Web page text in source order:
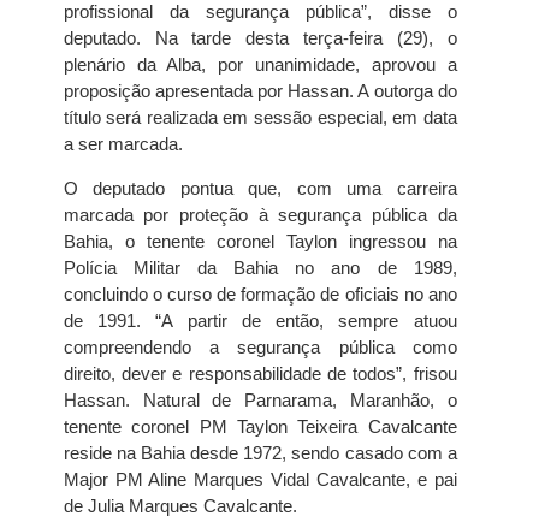
profissional da segurança pública”, disse o
deputado. Na tarde desta terça-feira (29), o
plenário da Alba, por unanimidade, aprovou a
proposição apresentada por Hassan. A outorga do
título será realizada em sessão especial, em data
a ser marcada.
O deputado pontua que, com uma carreira
marcada por proteção à segurança pública da
Bahia, o tenente coronel Taylon ingressou na
Polícia Militar da Bahia no ano de 1989,
concluindo o curso de formação de oficiais no ano
de 1991. “A partir de então, sempre atuou
compreendendo a segurança pública como
direito, dever e responsabilidade de todos”, frisou
Hassan. Natural de Parnarama, Maranhão, o
tenente coronel PM Taylon Teixeira Cavalcante
reside na Bahia desde 1972, sendo casado com a
Major PM Aline Marques Vidal Cavalcante, e pai
de Julia Marques Cavalcante.